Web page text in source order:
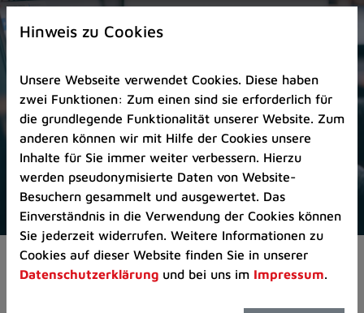
Zur
Startseite
Zum
Seitenanfang
springen
(Schnelltaste
A)
Zur
Navigation/Menü
springen
(Schnelltaste
M)
Zur
Aktuelles Pressemitteilungen
Hinweis zu Cookies
Unsere Webseite verwendet Cookies. Diese haben
zwei Funktionen: Zum einen sind sie erforderlich für
die grundlegende Funktionalität unserer Website. Zum
anderen können wir mit Hilfe der Cookies unsere
Inhalte für Sie immer weiter verbessern. Hierzu
werden pseudonymisierte Daten von Website-
Besuchern gesammelt und ausgewertet. Das
Einverständnis in die Verwendung der Cookies können
Sie jederzeit widerrufen. Weitere Informationen zu
Cookies auf dieser Website finden Sie in unserer
Datenschutzerklärung und bei uns im Impressum.